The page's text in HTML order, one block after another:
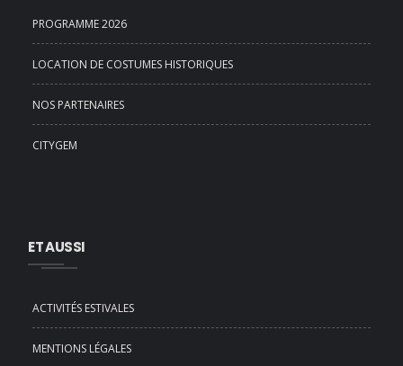
PROGRAMME 2026
LOCATION DE COSTUMES HISTORIQUES
NOS PARTENAIRES
CITYGEM
ET AUSSI
ACTIVITÉS ESTIVALES
MENTIONS LÉGALES